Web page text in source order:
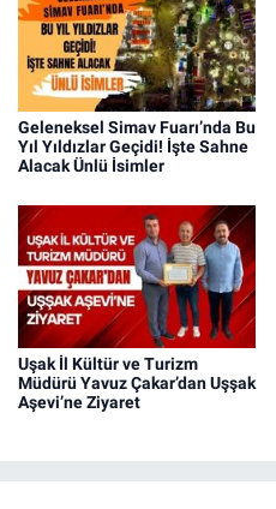
Geleneksel Simav Fuarı’nda Bu
Yıl Yıldızlar Geçidi! İşte Sahne
Alacak Ünlü İsimler
Uşak İl Kültür ve Turizm
Müdürü Yavuz Çakar’dan Uşşak
Aşevi’ne Ziyaret